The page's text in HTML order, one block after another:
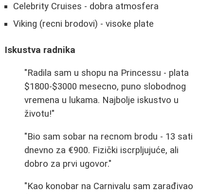
Celebrity Cruises - dobra atmosfera
Viking (recni brodovi) - visoke plate
Iskustva radnika
"Radila sam u shopu na Princessu - plata
$1800-$3000 mesecno, puno slobodnog
vremena u lukama. Najbolje iskustvo u
životu!"
"Bio sam sobar na recnom brodu - 13 sati
dnevno za €900. Fizički iscrpljujuće, ali
dobro za prvi ugovor."
"Kao konobar na Carnivalu sam zarađivao